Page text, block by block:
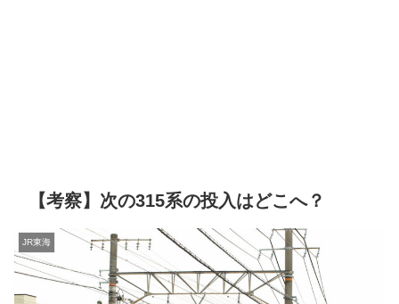
【考察】次の315系の投入はどこへ？
JR東海